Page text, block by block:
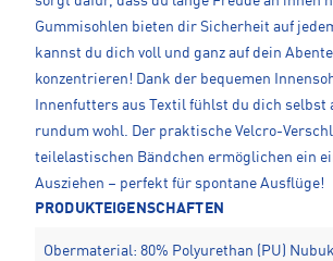
Gummisohlen bieten dir Sicherheit auf
kannst du dich voll und ganz auf dein
konzentrieren! Dank der bequemen
Innenfutters aus Textil fühlst du dich selbst
rundum wohl. Der praktische Velcro-
teilelastischen Bändchen ermöglichen ein
Ausziehen – perfekt für spontane Ausflüge!
PRODUKTEIGENSCHAFTEN
Obermaterial: 80% Polyurethan (PU)